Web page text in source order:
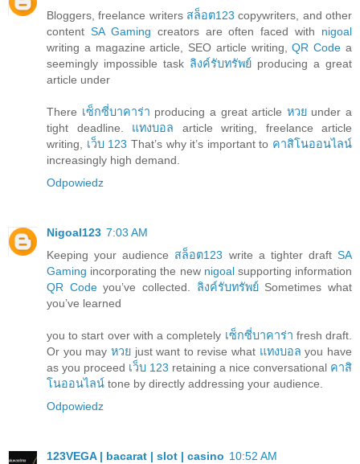
Bloggers, freelance writers สล็อต123 copywriters, and other
content SA Gaming creators are often faced with nigoal
writing a magazine article, SEO article writing,QR Code a
seemingly impossible task ลิงค์รับทรัพย์ producing a great
article under
There เซ็กซี่บาคาร่า producing a great article หวยunder a
tight deadline. แทงบอล article writing, freelance article
writing, เว็บ 123 That’s why it’s important to คาสิโนออนไลน์
increasingly high demand.
Odpowiedz
Nigoal123 7:03 AM
Keeping your audience สล็อต123 write a tighter draft SA
Gaming incorporating the new nigoalsupporting information
QR Codeyou’ve collected. ลิงค์รับทรัพย์Sometimes what
you’ve learned
you to start over with a completely เซ็กซี่บาคาร่า fresh draft.
Or you may หวยjust want to revise what แทงบอล you have
as you proceed เว็บ 123 retaining a nice conversational คาสิ
โนออนไลน์ tone by directly addressing your audience.
Odpowiedz
123VEGA | bacarat | slot | casino 10:52 AM